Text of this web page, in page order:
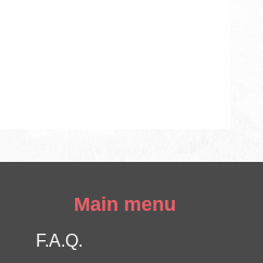
Main menu
F.A.Q.